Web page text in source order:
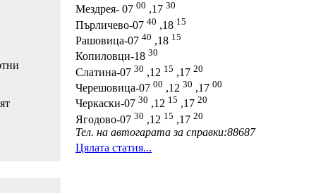
Мездрея- 07 00 ,17 30
Пърличево-07 40 ,18 15
Рашовица-07 40 ,18 15
Копиловци-18 30
Слатина-07 30 ,12 15 ,17 20
Черешовица-07 00 ,12 30 ,17 00
Черкаски-07 30 ,12 15 ,17 20
Ягодово-07 30 ,12 15 ,17 20
Тел. на автогарата за справки:88687
Цялата статия...